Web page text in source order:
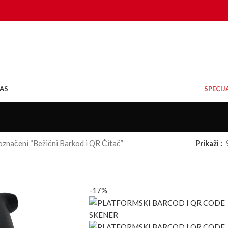
“Bežični Barkod i QR Čitač” Prikaži
-17%